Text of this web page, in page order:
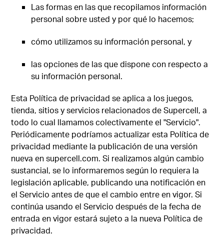
Las formas en las que recopilamos información
personal sobre usted y por qué lo hacemos;
cómo utilizamos su información personal, y
las opciones de las que dispone con respecto a
su información personal.
Esta Política de privacidad se aplica a los juegos,
tienda, sitios y servicios relacionados de Supercell, a
todo lo cual llamamos colectivamente el "Servicio".
Periódicamente podríamos actualizar esta Política de
privacidad mediante la publicación de una versión
nueva en supercell.com. Si realizamos algún cambio
sustancial, se lo informaremos según lo requiera la
legislación aplicable, publicando una notificación en
el Servicio antes de que el cambio entre en vigor. Si
continúa usando el Servicio después de la fecha de
entrada en vigor estará sujeto a la nueva Política de
privacidad.